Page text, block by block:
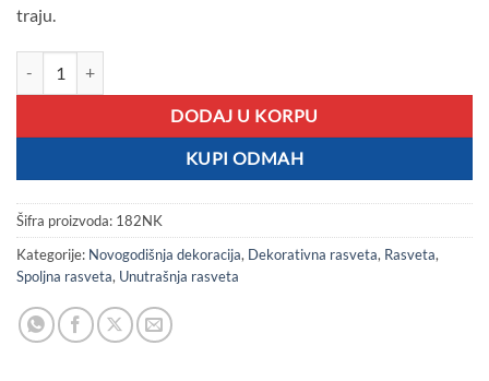
traju.
DODAJ U KORPU
KUPI ODMAH
Šifra proizvoda: 182NK
Kategorije: Novogodišnja dekoracija, Dekorativna rasveta, Rasveta,
Spoljna rasveta, Unutrašnja rasveta